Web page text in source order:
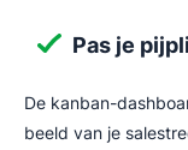
Pas je
De kanban-
beeld van je